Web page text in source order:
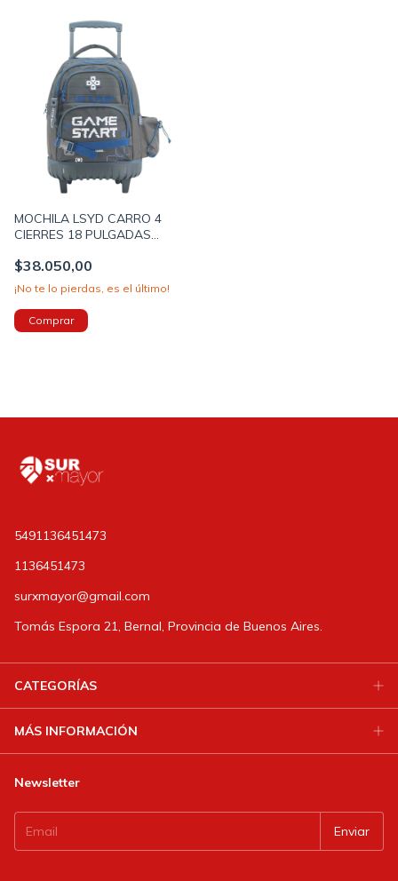
MOCHILA LSYD CARRO 4
CIERRES 18 PULGADAS
PRECIO UNITARIO (BTS)
(9460393)
$38.050,00
¡No te lo pierdas, es el último!
5491136451473
1136451473
surxmayor@gmail.com
Tomás Espora 21, Bernal, Provincia de Buenos Aires.
CATEGORÍAS
MÁS INFORMACIÓN
Newsletter